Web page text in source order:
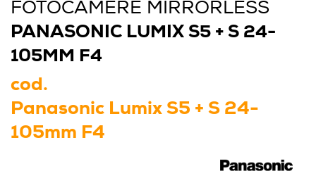
FOTOCAMERE MIRRORLESS
PANASONIC LUMIX S5 + S 24-
105MM F4
cod.
Panasonic Lumix S5 + S 24-
105mm F4